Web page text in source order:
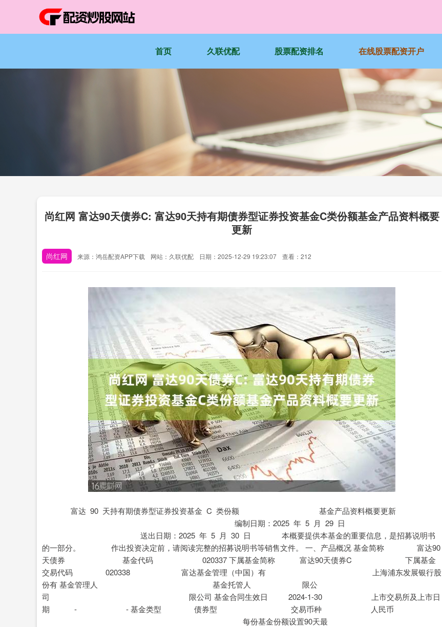
首页 久联优配 股票配资排名 在线股票配资开户
尚红网 富达90天债券C: 富达90天持有期债券型证券投资基金C类份额基金产品资料概要
更新
尚红网 来源：鸿岳配资APP下载 网站：久联优配 日期：2025-12-29 19:23:07 查看：212
富达 90 天持有期债券型证券投资基金 C 类份额 基金产品资料概要更新
编制日期：2025 年 5 月 29 日
送出日期：2025 年 5 月 30 日 本概要提供本基金的重要信息，是招募说明书
的一部分。 作出投资决定前，请阅读完整的招募说明书等销售文件。 一、产品概况 基金简称 富达90
天债券 基金代码 020337 下属基金简称 富达90天债券C 下属基金
交易代码 020338 富达基金管理（中国）有 上海浦东发展银行股
份有 基金管理人 基金托管人 限公
司 限公司 基金合同生效日 2024-1-30 上市交易所及上市日
期 - - 基金类型 债券型 交易币种 人民币
每份基金份额设置90天最
深证成指 14311.01 200.89 1.42% 沪深300 4694.44 43.13